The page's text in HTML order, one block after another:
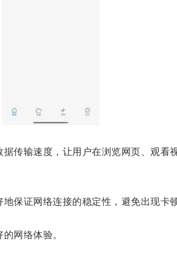
输速度，让用户在浏览网页、观看
证网络连接的稳定性，避免出现卡顿
网络体验。